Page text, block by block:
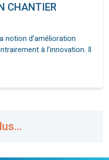
CHANTIER
notion d’amélioration
à l’innovation. Il